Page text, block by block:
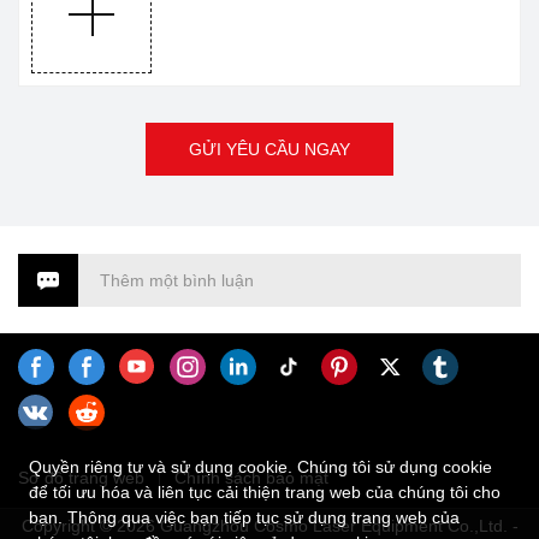
GỬI YÊU CẦU NGAY
Thêm một bình luận
Sơ đồ trang web Chính sách bảo mật
Copyright © 2026 Guangzhou Cosmo Laser Equipment Co.,Ltd. -
Quyền riêng tư và sử dụng cookie. Chúng tôi sử dụng cookie
để tối ưu hóa và liên tục cải thiện trang web của chúng tôi cho
bạn. Thông qua việc bạn tiếp tục sử dụng trang web của